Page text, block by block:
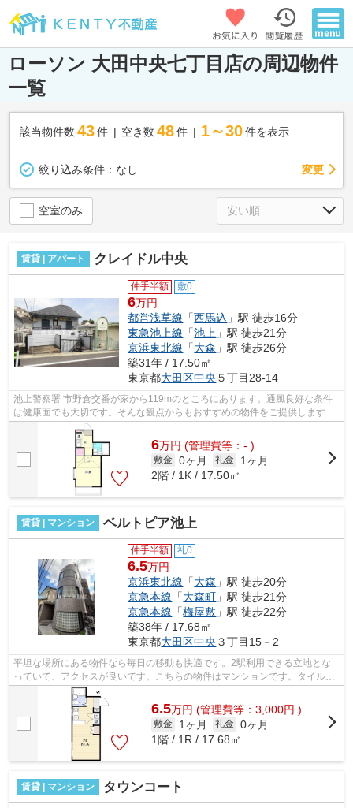
ローソン 大田中央七丁目店の周辺物件
一覧
該当物件数 43件 空き数 48 件 1～30 件を表示
絞り込み条件： なし 変更
空室のみ
賃貸 | アパート クレイドル中央
仲手半額 敷0
6万円
都営浅草線 「西馬込 」駅 徒歩16分
東急池上線 「池上 」駅 徒歩21分
京浜東北線 「大森 」駅 徒歩26分
築31年 / 17.50㎡
東京都大田区中央 ５丁目28-14
池上警察署 市野倉交番が家から119mのところにあります。通風良好な条件
は健康面でも大切です。そんな観点からもおすすめの物件をご提供します。
こちらは初期費用をカードでお支払いい...
6万円 (管理費等：- )
敷金 0ヶ月 礼金
1ヶ月
2階 / 1K / 17.50㎡
賃貸 | マンション ベルトピア池上
仲手半額 礼0
6.5万円
京浜東北線 「大森 」駅 徒歩20分
京急本線 「大森町 」駅 徒歩21分
京急本線 「梅屋敷 」駅 徒歩22分
築38年 / 17.68㎡
東京都大田区中央 ３丁目15－2
平坦な場所にある物件なら毎日の移動も快適です。2駅利用できる立地とな
っていて、アクセスが良いです。こちらの物件はマンションです。タイル張
りのきれいな外観も特徴の一つです。こ...
6.5万円 (管理費等：3,000円 )
敷金 1ヶ月 礼金 0ヶ月
1階 / 1R / 17.68㎡
賃貸 | マンション タウンコート